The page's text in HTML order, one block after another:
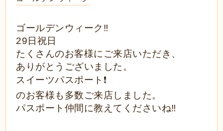
ゴールデンウィーク‼️
29日祝日
たくさんのお客様にご来店いただき、
ありがとうございました。
スイーツパスポート❗️
のお客様も多数ご来店しました。
パスポート仲間に教えてくださいね‼️